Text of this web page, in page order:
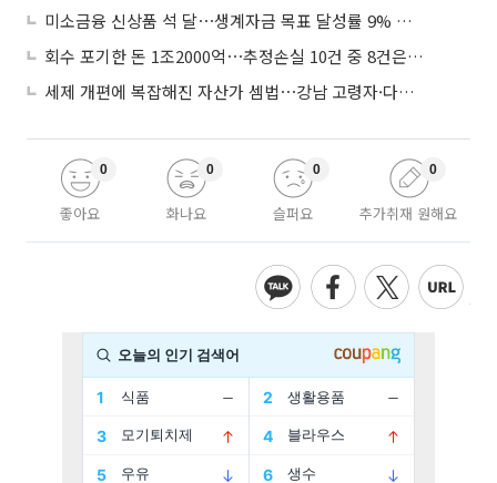
미소금융 신상품 석 달⋯생계자금 목표 달성률 9% 그쳐
회수 포기한 돈 1조2000억⋯추정손실 10건 중 8건은 기업대출
세제 개편에 복잡해진 자산가 셈법⋯강남 고령자·다주택자 ‘자산재편 고심’
좋아요
0
화나요
0
슬퍼요
0
추가취재 원해요
0